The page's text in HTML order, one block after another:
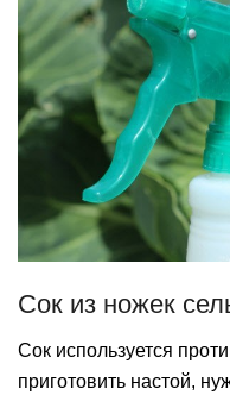
Сок из ножек
Сок используется
приготовить настой,